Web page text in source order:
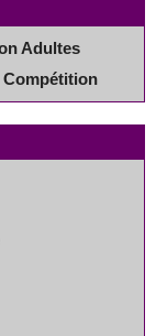
Adultes
Compétition